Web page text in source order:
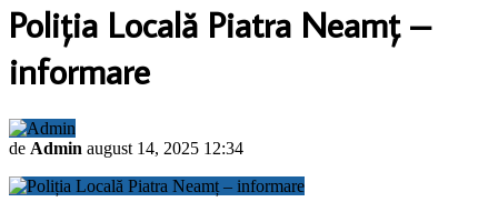
Poliția Locală Piatra Neamț –
informare
de Admin august 14, 2025 12:34